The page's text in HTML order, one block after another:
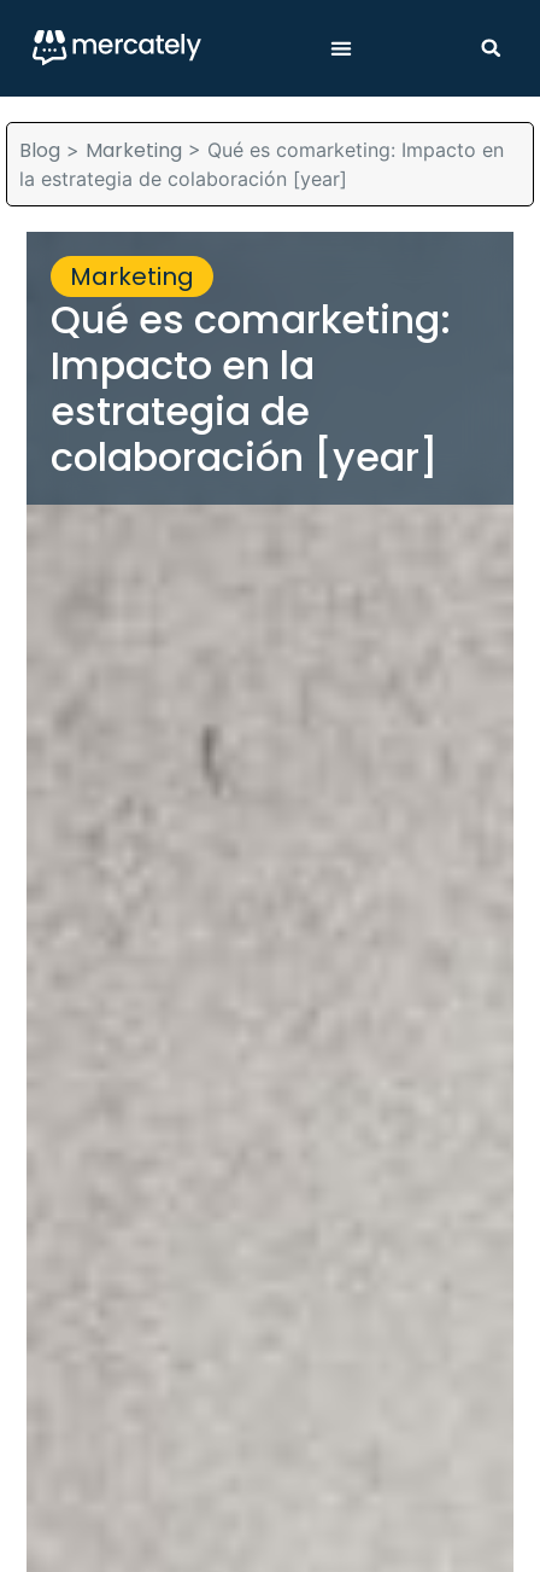
Blog > Marketing > Qué es comarketing: Impacto en
la estrategia de colaboración [year]
Marketing
Qué es comarketing:
Impacto en la
estrategia de
colaboración [year]